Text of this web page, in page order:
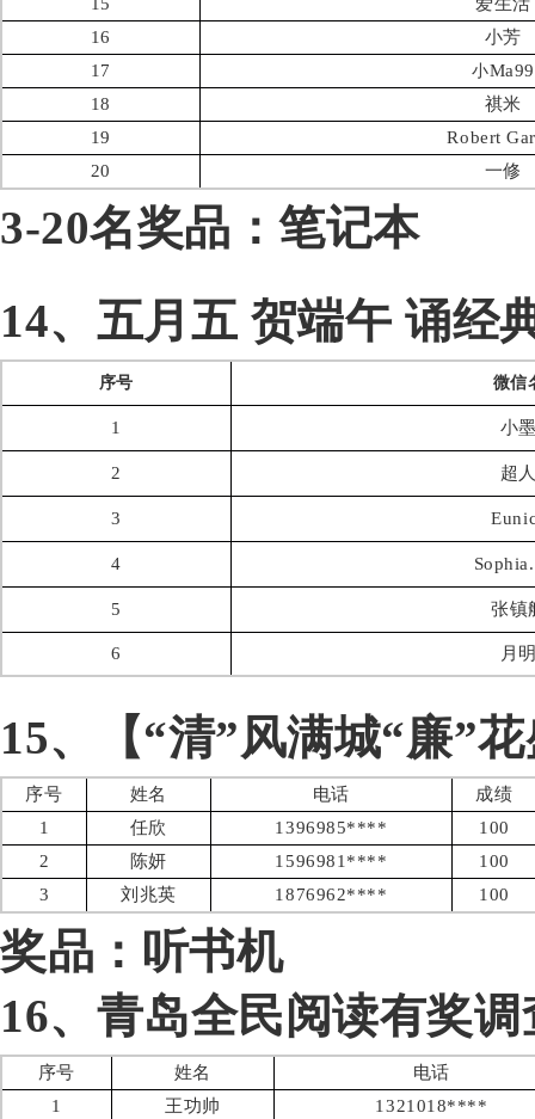
16
小芳
17
小Ma99
18
祺米
19
Robert
20
一修
3-20名奖品：笔记本
14、五月五 贺端午 诵经
序号 微信
1 小
2 超
3
4
5 张镇
6 月
15、【“清”风满城“廉”
序号 姓名 电话
成绩
1
任欣 1396985****
100
2
陈妍 1596981****
100
3
刘兆英 1876962**** 100
奖品：听书机
16、青岛全民阅读有奖调
序号 姓名
电话
1
王功帅
1321018****